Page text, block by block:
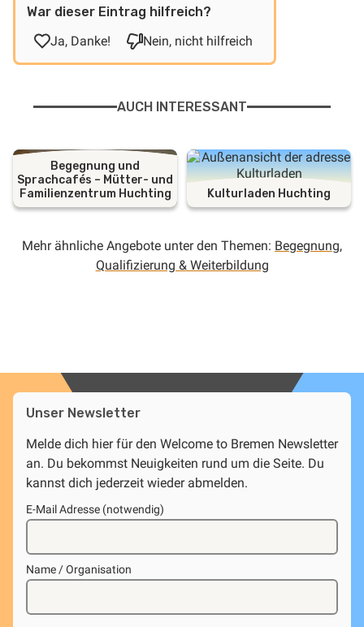
War dieser Eintrag hilfreich?
Ja, Danke!
Nein, nicht hilfreich
AUCH INTERESSANT
Begegnung und
Sprachcafés – Mütter- und
Familienzentrum Huchting
Kulturladen Huchting
Mehr ähnliche Angebote unter den Themen: Begegnung,
Qualifizierung & Weiterbildung
Unser Newsletter
Melde dich hier für den Welcome to Bremen Newsletter
an. Du bekommst Neuigkeiten rund um die Seite. Du
kannst dich jederzeit wieder abmelden.
E-Mail Adresse (notwendig)
Name / Organisation